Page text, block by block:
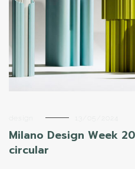
design 13/05/2024
Milano Design Week
circular